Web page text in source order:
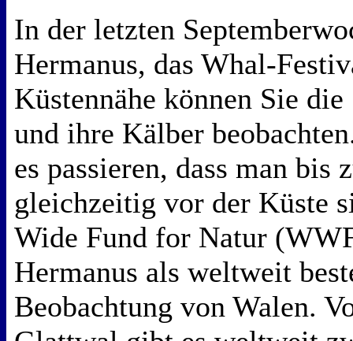
In der letzten
Hermanus, das Whal-
Küstennähe können Sie
und ihre Kälber
es passieren, dass man bis
gleichzeitig vor der Küste
Wide Fund for Natur
Hermanus als weltweit
Beobachtung von Walen.